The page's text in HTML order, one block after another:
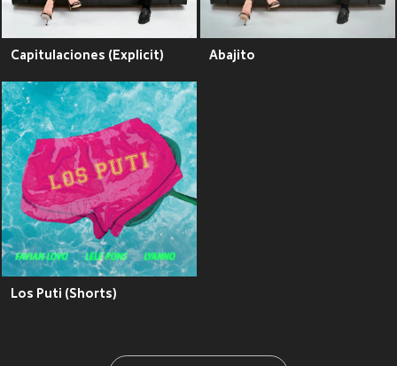
Capitulaciones (Explicit) Abajito
Los Puti (Shorts)